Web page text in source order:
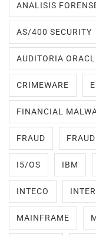
ANALISIS
AS/400 SECURITY
AUDITORIA
CRIMEWARE
FINANCIAL
FRAUD
I5/OS IBM
INTECO
MAINFRAME